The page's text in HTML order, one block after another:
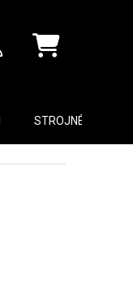
Nákupný košík
STROJNÉ